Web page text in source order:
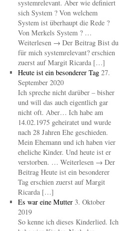
systemrelevant. Aber wie definiert
sich System ? Von welchem
System ist überhaupt die Rede ?
Von Merkels System ? …
Weiterlesen → Der Beitrag Bist du
für mich systemrelevant? erschien
zuerst auf Margit Ricarda […]
Heute ist ein besonderer Tag 27.
September 2020
Ich spreche nicht darüber – bisher
und will das auch eigentlich gar
nicht oft. Aber… Ich habe am
14.02.1975 geheiratet und wurde
nach 28 Jahren Ehe geschieden.
Mein Ehemann und ich haben vier
eheliche Kinder. Und heute ist er
verstorben. … Weiterlesen → Der
Beitrag Heute ist ein besonderer
Tag erschien zuerst auf Margit
Ricarda […]
Es war eine Mutter 3. Oktober
2019
So kenne ich dieses Kinderlied. Ich